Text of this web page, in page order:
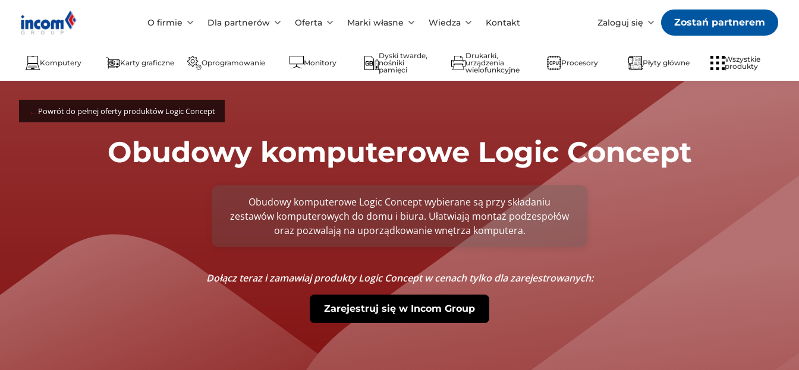
O firmie Dla partnerów Oferta Marki własne Wiedza Kontakt Zaloguj się Zostań partnerem
Komputery Karty graficzne Oprogramowanie Monitory
Dyski twarde,
nośniki
pamięci
Drukarki,
urządzenia
wielofunkcyjne
Procesory Płyty główne
Wszystkie
produkty
Powrót do pełnej oferty produktów Logic Concept
Obudowy komputerowe Logic Concept
Obudowy komputerowe Logic Concept wybierane są przy składaniu
zestawów komputerowych do domu i biura. Ułatwiają montaż podzespołów
oraz pozwalają na uporządkowanie wnętrza komputera.
Dołącz teraz i zamawiaj produkty Logic Concept w cenach tylko dla zarejestrowanych:
Zarejestruj się w Incom Group